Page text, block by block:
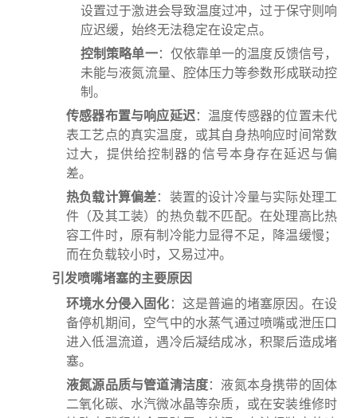
设置过于激进会导致温度过冲，过于保守则响
应迟缓，始终无法稳定在设定点。
控制策略单一：仅依靠单一的温度反馈信号，
未能与液氮流量、腔体压力等参数形成联动控
制。
传感器布置与响应延迟：温度传感器的位置未代
表工艺点的真实温度，或其自身热响应时间常数
过大，提供给控制器的信号本身存在延迟与偏
差。
热负载计算偏差：装置的设计冷量与实际处理工
件（及其工装）的热负载不匹配。在处理高比热
容工件时，原有制冷能力显得不足，降温缓慢；
而在负载较小时，又易过冲。
引发喷嘴堵塞的主要原因
环境水分侵入固化 ：这是普遍的堵塞原因。在设
备停机期间，空气中的水蒸气通过喷嘴或泄压口
进入低温流道，遇冷后凝结成冰，积聚后造成堵
塞。
液氮源品质与管道清洁度：液氮本身携带的固体
二氧化碳、水汽微冰晶等杂质，或在安装维修时